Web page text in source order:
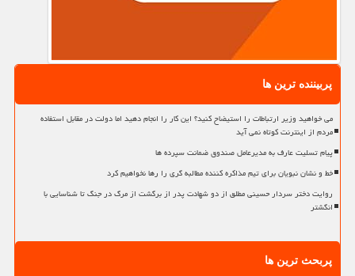
پربیننده ترین ها
می خواهید وزیر ارتباطات را استیضاح کنید؟ این کار را انجام دهید اما دولت در مقابل استفاده
مردم از اینترنت کوتاه نمی آید
پیام تسلیت عارف به مدیرعامل صندوق ضمانت سپرده ها
خط و نشان نبویان برای تیم مذاکره کننده مطالبه گری را رها نخواهیم کرد
روایت دختر سردار حسینی مطلق از دو شهادت پدر از برگشت از مرگ در جنگ تا شناسایی با
انگشتر
پربحث ترین ها